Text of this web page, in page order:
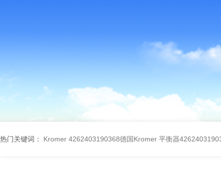
热门关键词： Kromer 4262403190368德国Kromer 平衡器